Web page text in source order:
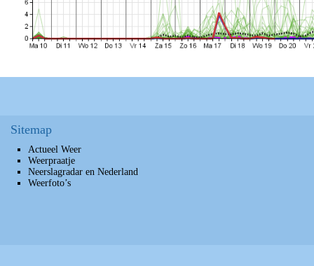
Sitemap
Actueel Weer
Weerpraatje
Neerslagradar en Nederland
Weerfoto’s